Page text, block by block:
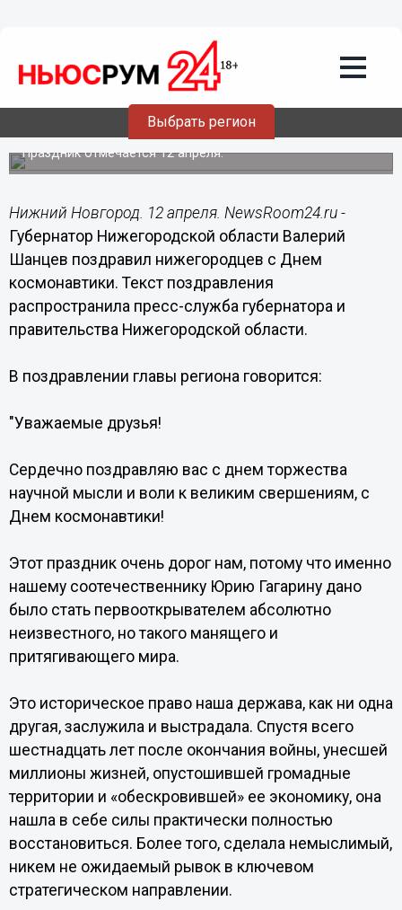
Выбрать регион
12.04.201709:14
Валерий Шанцев поздравил
нижегородцев с Днем космонавтики
Праздник отмечается 12 апреля.
Нижний Новгород. 12 апреля. NewsRoom24.ru -
Губернатор Нижегородской области Валерий
Шанцев поздравил нижегородцев с Днем
космонавтики. Текст поздравления
распространила пресс-служба губернатора и
правительства Нижегородской области.
В поздравлении главы региона говорится:
"Уважаемые друзья!
Сердечно поздравляю вас с днем торжества
научной мысли и воли к великим свершениям, с
Днем космонавтики!
Этот праздник очень дорог нам, потому что именно
нашему соотечественнику Юрию Гагарину дано
было стать первооткрывателем абсолютно
неизвестного, но такого манящего и
притягивающего мира.
Это историческое право наша держава, как ни одна
другая, заслужила и выстрадала. Спустя всего
шестнадцать лет после окончания войны, унесшей
миллионы жизней, опустошившей громадные
территории и «обескровившей» ее экономику, она
нашла в себе силы практически полностью
восстановиться. Более того, сделала немыслимый,
никем не ожидаемый рывок в ключевом
стратегическом направлении.